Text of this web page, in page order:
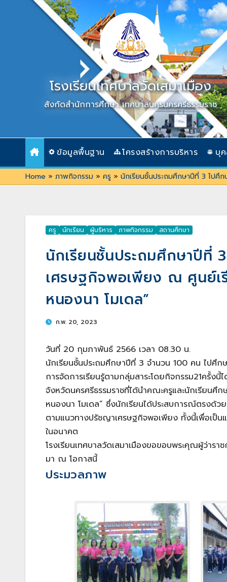
โรงเรียนเทศบาลวัดเสมาเมือง
สังกัดสำนักการศึกษา เทศบาลนครนครศรีธรรมราช
ข้อมูลพื้นฐาน โครงสร้างการบริหาร บุ
Home » ภาพกิจกรรม » ครู » นักเรียนชั้นประถมศึกษาปีที่ 3 ไปศึ
ครู นักเรียน ผู้บริหาร ภาพกิจกรรม สถานศึกษา
นักเรียนชั้นประถมศึกษาปีที่
เศรษฐกิจพอเพียง ณ ศูนย์เ
หนองนา โมเดล”
ก.พ. 20, 2023
วันที่ 20 กุมภาพันธ์ 2566 เวลา 08.30 น.
นักเรียนชั้นประถมศึกษาปีที่ 3 จำนวน 100 คน ไปศึ
การจัดการเรียนรู้ตามกลุ่มสาระโดยกิจกรรม21ครั้ง
จังหวัดนครศรีธรรมราชที่ได้นำคณะครูและนักเรียนศึ
หนองนา โมเดล” ซึ่งนักเรียนได้ประสบการณ์ตรงด้
ตามแนวทางปรัชญาเศรษฐกิจพอเพียง ทั้งนี้เพื่อเป็นแ
ในอนาคต
โรงเรียนเทศบาลวัดเสมาเมืองขอขอบพระคุณผู้ว่าร
มา ณ โอกาสนี้
ประมวลภาพ